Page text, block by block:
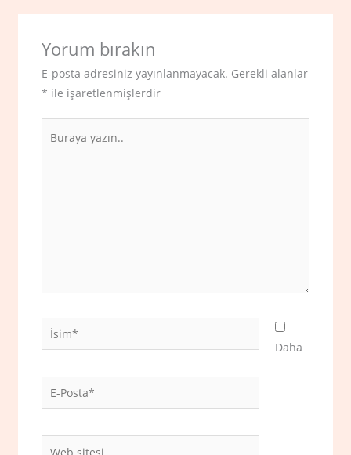
Yorum bırakın
E-posta adresiniz yayınlanmayacak. Gerekli alanlar
* ile işaretlenmişlerdir
İsim*
Posta*
Daha